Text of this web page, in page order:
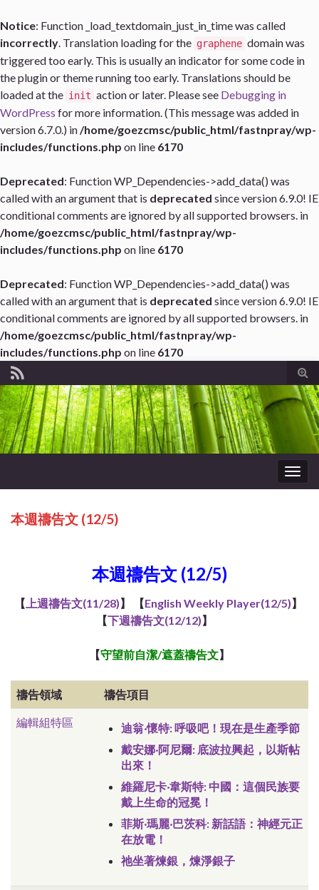
Notice: Function _load_textdomain_just_in_time was called
incorrectly. Translation loading for the graphene domain was
triggered too early. This is usually an indicator for some code in
the plugin or theme running too early. Translations should be
loaded at the init action or later. Please see Debugging in
WordPress for more information. (This message was added in
version 6.7.0.) in/home/goezcmsc/public_html/fastnpray/wp-
includes/functions.php on line 6170
Deprecated: Function WP_Dependencies->add_data() was
called with an argument that is deprecated since version 6.9.0! IE
conditional comments are ignored by all supported browsers. in
/home/goezcmsc/public_html/fastnpray/wp-
includes/functions.php on line 6170
Deprecated: Function WP_Dependencies->add_data() was
called with an argument that is deprecated since version 6.9.0! IE
conditional comments are ignored by all supported browsers. in
/home/goezcmsc/public_html/fastnpray/wp-
includes/functions.php on line 6170
本週禱告文 (12/5)
本週禱告文 (12/5)
【 上週禱告文(11/28)】 【English Weekly Player(12/5)】
【下週禱告文(12/12)】
【守望前自潔/遮蓋禱告文】
禱告領域 禱告項目
編輯組特區
迪翁‧懷特: 呼吸吧！現在是生產季節
戴安娜‧阿尼爾: 底波拉興起，以斯帖
出來！
維羅尼卡‧韋斯特: 中國：這個民族要
戴上生命的冠冕！
菲斯‧瑪麗‧巴茨科: 新話語：神經元正
在放電！
祂坐著煉銀，煉淨銀子